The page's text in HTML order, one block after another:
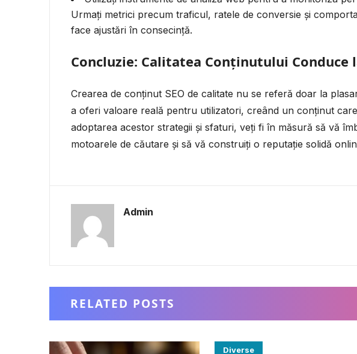
Urmați metrici precum traficul, ratele de conversie și
face ajustări în consecință.
Concluzie: Calitatea Conținutului Conduce
Crearea de conținut SEO de calitate nu se referă doar la
a oferi valoare reală pentru utilizatori, creând un conținut
adoptarea acestor strategii și sfaturi, veți fi în măsură să vă
motoarele de căutare și să vă construiți o reputație solidă
Admin
RELATED POSTS
Diverse